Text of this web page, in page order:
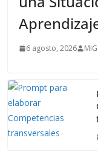
6 agosto, 2026